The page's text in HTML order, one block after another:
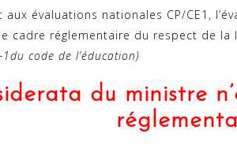
aux évaluations nationales CP/CE1,
cadre réglementaire du respect de
code de l’éducation)
du ministre